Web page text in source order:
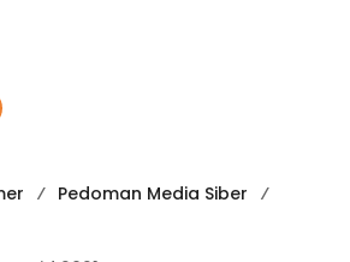
Pedoman Media Siber